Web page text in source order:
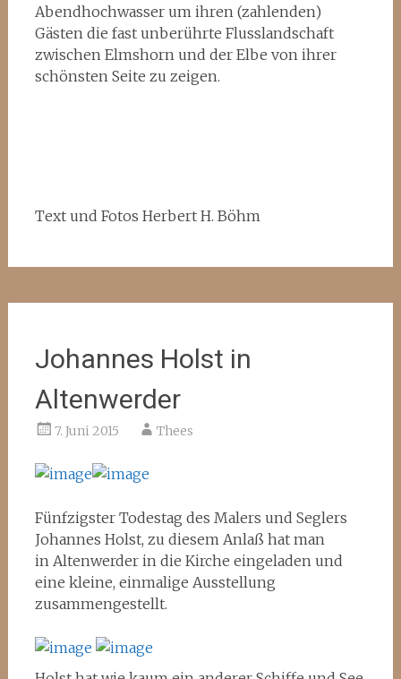
Abendhochwasser um ihren (zahlenden)
Gästen die fast unberührte Flusslandschaft
zwischen Elmshorn und der Elbe von ihrer
schönsten Seite zu zeigen.
Text und Fotos Herbert H. Böhm
Johannes Holst in
Altenwerder
7. Juni 2015 Thees
Fünfzigster Todestag des Malers und Seglers
Johannes Holst, zu diesem Anlaß hat man
in Altenwerder in die Kirche eingeladen und
eine kleine, einmalige Ausstellung
zusammengestellt.